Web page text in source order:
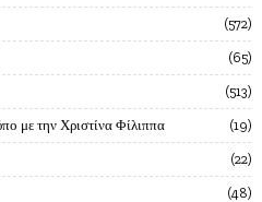
572
65
513
με την Χριστίνα Φίλιππα 19
22
48